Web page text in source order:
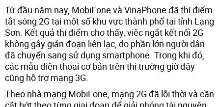
Từ đầu năm nay, MobiFone và VinaPhone đã thí điểm
tắt sóng 2G tại một số khu vực thành phố tại tỉnh Lạng
Sơn. Kết quả thí điểm cho thấy, việc ngắt kết nối 2G
không gây gián đoạn liên lạc, do phần lớn người dân
đã chuyển sang sử dụng smartphone. Trong khi đó,
các mẫu điện thoại cơ bản trên thị trường giờ đây
cũng hỗ trợ mạng 3G.
Theo nhà mạng MobiFone, mạng 2G đã lỗi thời và cần